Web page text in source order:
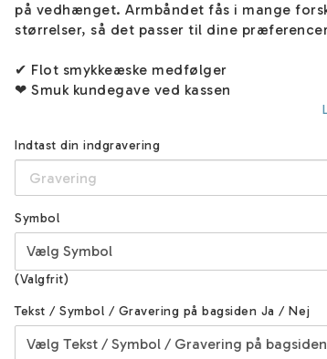
på vedhænget. Armbåndet fås i mange
størrelser, så det passer til dine
✔ Flot smykkeæske medfølger
❤ Smuk kundegave ved kassen
Indtast din indgravering
Symbol
(Valgfrit)
Tekst / Symbol / Gravering på bagsiden Ja / Nej